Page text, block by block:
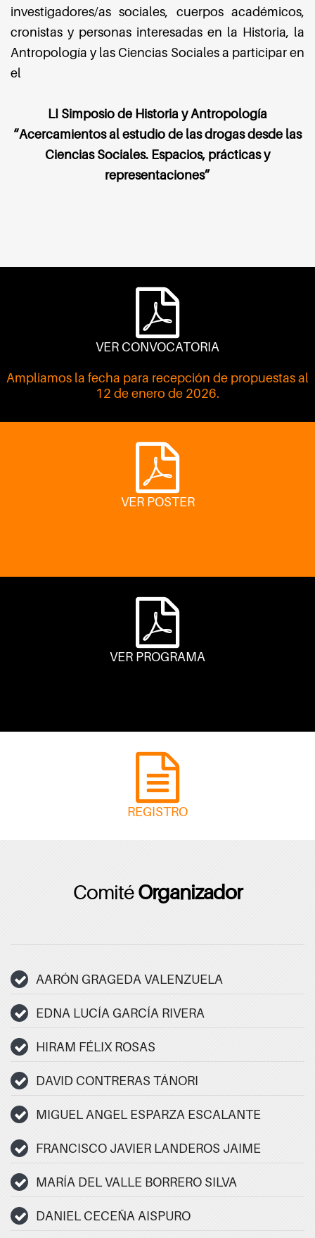
investigadores/as sociales, cuerpos académicos,
cronistas y personas interesadas en la Historia, la
Antropología y las Ciencias Sociales a participar en
el
LI Simposio de Historia y Antropología
“Acercamientos al estudio de las drogas desde las
Ciencias Sociales. Espacios, prácticas y
representaciones”
VER CONVOCATORIA
Ampliamos la fecha para recepción de propuestas al
12 de enero de 2026.
VER POSTER
VER PROGRAMA
REGISTRO
ComitéOrganizador
AARÓN GRAGEDA VALENZUELA
EDNA LUCÍA GARCÍA RIVERA
HIRAM FÉLIX ROSAS
DAVID CONTRERAS TÁNORI
MIGUEL ANGEL ESPARZA ESCALANTE
FRANCISCO JAVIER LANDEROS JAIME
MARÍA DEL VALLE BORRERO SILVA
DANIEL CECEÑA AISPURO